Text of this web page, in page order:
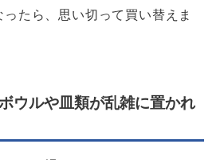
たら、思い切って買い替えま
ウルや皿類が乱雑に置かれ